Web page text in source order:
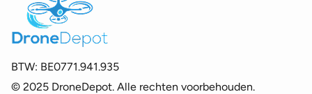
BTW: BE0771.941.935
© 2025 DroneDepot. Alle rechten voorbehouden.